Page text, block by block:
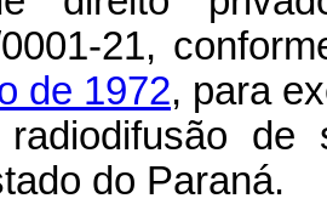
0001-21,
de 1972, para
do Paraná.